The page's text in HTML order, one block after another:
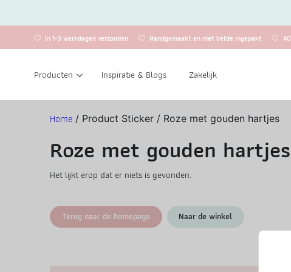
In 1-3 werkdagen verzonden Handgemaakt en met liefde ingepakt
Producten Inspiratie & Blogs Zakelijk
Home / Product Sticker / Roze met gouden hartjes
Roze met gouden hartjes
Het lijkt erop dat er niets is gevonden.
Terug naar de homepage Naar de winkel